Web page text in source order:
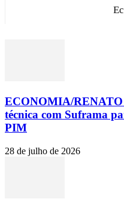
ECONOMIA/RENATO
técnica com Suframa
PIM
28 de julho de 2026